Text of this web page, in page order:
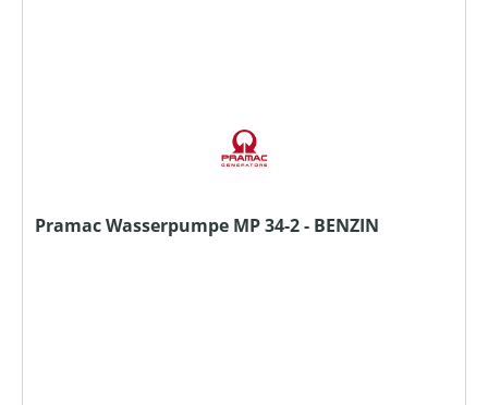
Pramac Wasserpumpe MP 34-2 - BENZIN